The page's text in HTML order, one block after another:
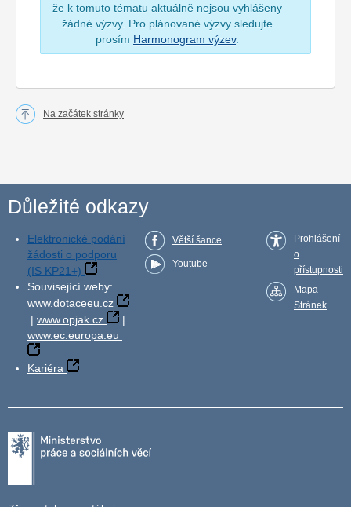
že k tomuto tématu aktuálně nejsou vyhlášeny
žádné výzvy. Pro plánované výzvy sledujte
prosím Harmonogram výzev.
Na začátek stránky
Důležité odkazy
Elektronické podání
žádosti o podporu
(IS KP21+)
Související weby:
www.dotaceeu.cz
| www.opjak.cz
|
www.ec.europa.eu
Kariéra
Větší šance
Youtube
Prohlášení
o
přístupnosti
Mapa
Stránek